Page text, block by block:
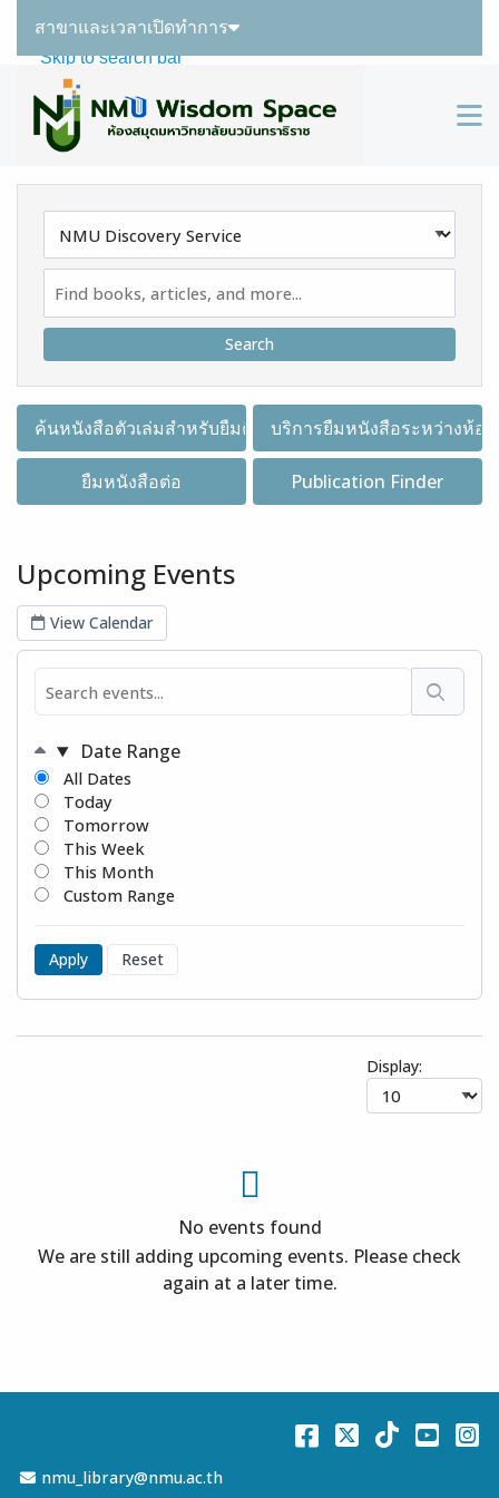
Skip to main navigation
Skip to search bar
Skip to main content
Skip to footer
สาขาและเวลาเปิดทำการ
Type
Discovery
Service
ค้นหนังสือตัวเล่มสำหรับยืมคืน บริการยืมหนังสือระหว่างห้อ
ยืมหนังสือต่อ Publication Finder
Upcoming Events
View Calendar
Date Range
All Dates
Today
Tomorrow
This Week
This Month
Custom Range
Apply Reset
Display:
No events found
We are still adding upcoming events. Please check
again at a later time.
Email Address
nmu_library@nmu.ac.th
Facebook
TwitterTikTok